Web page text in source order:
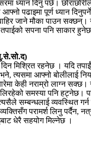
ध्यान दिनु पर्छ।
आफ्नो पढाइमा पूर्ण ध्यान
बाहिर जाने मौका पाउन
सपना पनि साकार
मिश्रित रहनेछ । यदि
भने, त्यसमा आफ्नो बोलीलाई
केही नराम्रो लाग्न
समस्या पनि हट्नेछ।
सम्बन्धलाई व्यवस्थित
परामर्श लिनु
धेरै सहयोग मिल्नेछ ।